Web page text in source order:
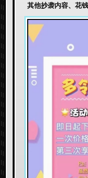
其他抄袭内容、花